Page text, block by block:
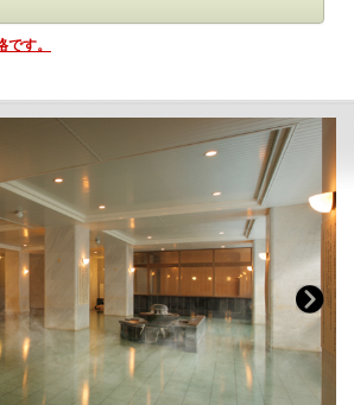
ックイン時にご案内いたします。
り次第、遅いお時間でのご案内となります。
でお願いしております。
時の間でご利用いただけます。
安心ポイント］
も
ガラス張りなのでご家族も安心。
お子様用食器やイスもご用意しております！
、体の芯から温まる効能があり、
す。
に位置する空中庭園露天風呂からは時刻にて
をごゆっくりとお楽しみください。
ス）＊
18：00～21:00（予定）です。
インの際にご案内いたします。
です。
の堅苦しくないリラックスした雰囲気の中、旬
ただけます。
組につき4名様までとなります。
の内容が変更になる場合がございます。
料理内容は季節ごとに異なります。
種！ごはん・パン、どちらもご用意しておりま
ピングオムレツも人気☆
す。